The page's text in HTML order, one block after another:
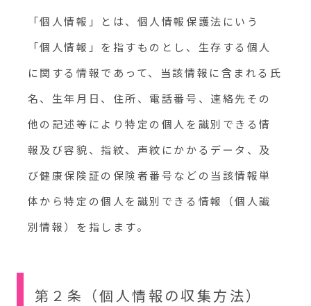
「個人情報」とは、個人情報保護法にいう
「個人情報」を指すものとし、生存する個人
に関する情報であって、当該情報に含まれる氏
名、生年月日、住所、電話番号、連絡先その
他の記述等により特定の個人を識別できる情
報及び容貌、指紋、声紋にかかるデータ、及
び健康保険証の保険者番号などの当該情報単
体から特定の個人を識別できる情報（個人識
別情報）を指します。
第２条（個人情報の収集方法）